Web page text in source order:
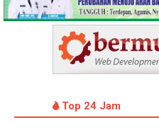
Top 24 Jam